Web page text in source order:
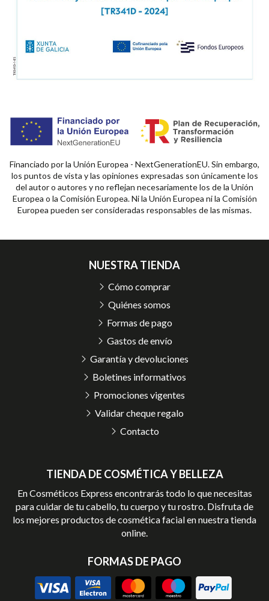
Financiado por la Unión Europea - NextGenerationEU. Sin embargo,
los puntos de vista y las opiniones expresadas son únicamente los
del autor o autores y no reflejan necesariamente los de la Unión
Europea o la Comisión Europea. Ni la Unión Europea ni la Comisión
Europea pueden ser consideradas responsables de las mismas.
TIENDA DE COSMÉTICA Y BELLEZA
En Cosméticos Express encontrarás todo lo que necesitas
para cuidar de tu cabello, tu cuerpo y tu rostro. Disfruta de
los mejores productos de cosmética facial en nuestra tienda
online.
FORMAS DE PAGO
NUESTRA TIENDA
Cómo comprar
Quiénes somos
Formas de pago
Gastos de envío
Garantía y devoluciones
Boletines informativos
Promociones vigentes
Validar cheque regalo
Contacto